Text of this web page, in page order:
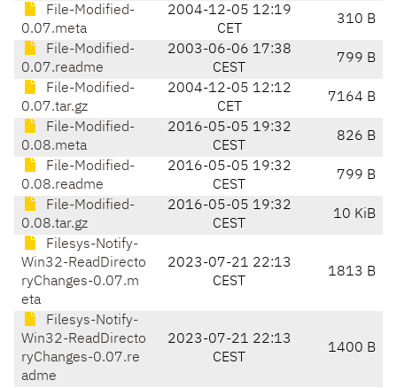
File-Modified-
0.07.meta
2004-12-05 12:19
CET
310 B
File-Modified-
0.07.readme
2003-06-06 17:38
CEST
799 B
File-Modified-
0.07.tar.gz
2004-12-05 12:12
CET
7164 B
File-Modified-
0.08.meta
2016-05-05 19:32
CEST
826 B
File-Modified-
0.08.readme
2016-05-05 19:32
CEST
799 B
File-Modified-
0.08.tar.gz
2016-05-05 19:32
CEST
10 KiB
Filesys-Notify-
Win32-ReadDirecto
ryChanges-0.07.m
eta
2023-07-21 22:13
CEST
1813 B
Filesys-Notify-
Win32-ReadDirecto
ryChanges-0.07.re
adme
2023-07-21 22:13
CEST
1400 B